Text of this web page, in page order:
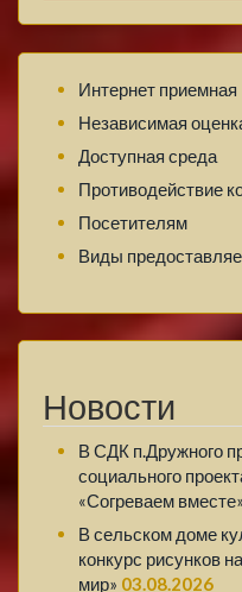
Интернет приемная
Независимая
Доступная среда
Противодействие
Посетителям
Виды
Новости
В СДК п.Дружного
социального
«Согреваем
В сельском доме
конкурс рисунков
мир» 03.08.2026